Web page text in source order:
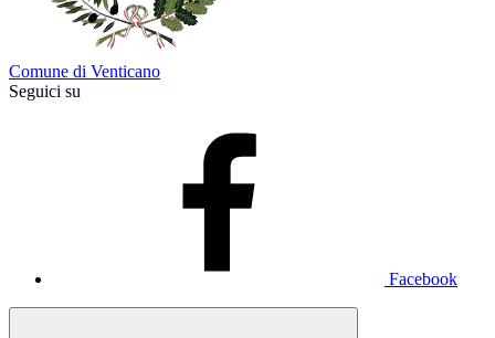
Comune di Venticano
Seguici su
Facebook